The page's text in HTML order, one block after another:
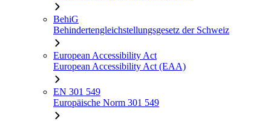
BehiG
Behindertengleichstellungsgesetz der Schweiz
European Accessibility Act
European Accessibility Act (EAA)
EN 301 549
Europäische Norm 301 549